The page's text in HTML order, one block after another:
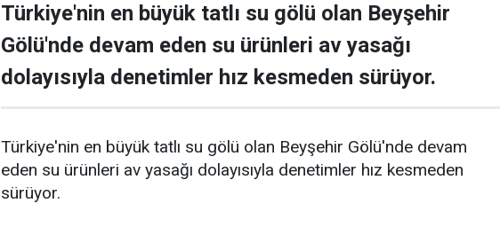
Türkiye'nin en büyük tatlı su gölü olan Beyşehir
Gölü'nde devam eden su ürünleri av yasağı
dolayısıyla denetimler hız kesmeden sürüyor.
Türkiye'nin en büyük tatlı su gölü olan Beyşehir Gölü'nde devam
eden su ürünleri av yasağı dolayısıyla denetimler hız kesmeden
sürüyor.